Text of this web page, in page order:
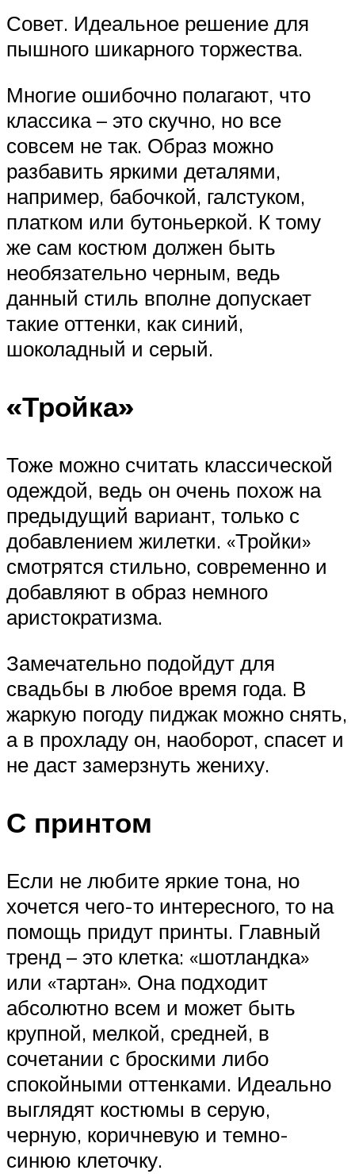
Совет. Идеальное решение для
пышного шикарного торжества.
Многие ошибочно полагают, что
классика – это скучно, но все
совсем не так. Образ можно
разбавить яркими деталями,
например, бабочкой, галстуком,
платком или бутоньеркой. К тому
же сам костюм должен быть
необязательно черным, ведь
данный стиль вполне допускает
такие оттенки, как синий,
шоколадный и серый.
«Тройка»
Тоже можно считать классической
одеждой, ведь он очень похож на
предыдущий вариант, только с
добавлением жилетки. «Тройки»
смотрятся стильно, современно и
добавляют в образ немного
аристократизма.
Замечательно подойдут для
свадьбы в любое время года. В
жаркую погоду пиджак можно снять,
а в прохладу он, наоборот, спасет и
не даст замерзнуть жениху.
С принтом
Если не любите яркие тона, но
хочется чего-то интересного, то на
помощь придут принты. Главный
тренд – это клетка: «шотландка»
или «тартан». Она подходит
абсолютно всем и может быть
крупной, мелкой, средней, в
сочетании с броскими либо
спокойными оттенками. Идеально
выглядят костюмы в серую,
черную, коричневую и темно-
синюю клеточку.